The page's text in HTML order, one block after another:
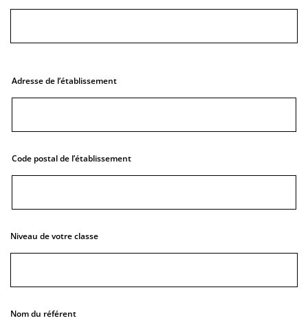
l’établissement
Adresse de l’établissement
Code postal de l’établissement
Niveau de votre classe
Nom du référent